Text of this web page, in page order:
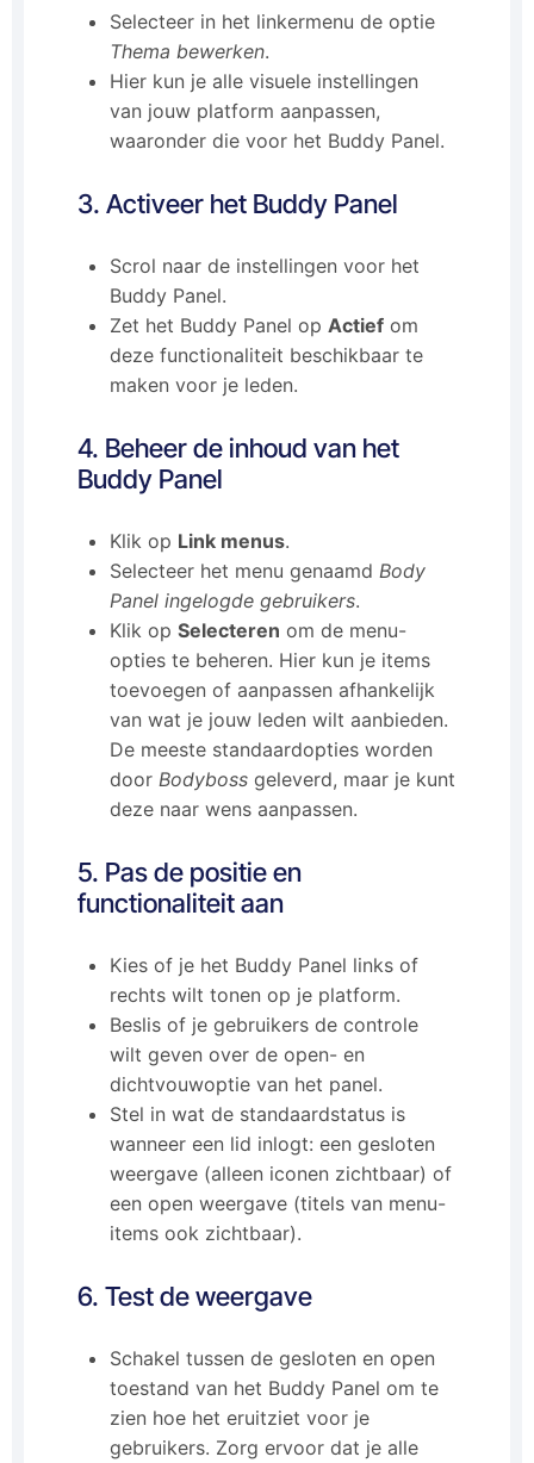
Selecteer in het linkermenu de optie
Thema bewerken.
Hier kun je alle visuele instellingen
van jouw platform aanpassen,
waaronder die voor het Buddy Panel.
3. Activeer het Buddy Panel
Scrol naar de instellingen voor het
Buddy Panel.
Zet het Buddy Panel op Actief om
deze functionaliteit beschikbaar te
maken voor je leden.
4. Beheer de inhoud van het
Buddy Panel
Klik op Link menus.
Selecteer het menu genaamd Body
Panel ingelogde gebruikers.
Klik op Selecteren om de menu-
opties te beheren. Hier kun je items
toevoegen of aanpassen afhankelijk
van wat je jouw leden wilt aanbieden.
De meeste standaardopties worden
door Bodyboss geleverd, maar je kunt
deze naar wens aanpassen.
5. Pas de positie en
functionaliteit aan
Kies of je het Buddy Panel links of
rechts wilt tonen op je platform.
Beslis of je gebruikers de controle
wilt geven over de open- en
dichtvouwoptie van het panel.
Stel in wat de standaardstatus is
wanneer een lid inlogt: een gesloten
weergave (alleen iconen zichtbaar) of
een open weergave (titels van menu-
items ook zichtbaar).
6. Test de weergave
Schakel tussen de gesloten en open
toestand van het Buddy Panel om te
zien hoe het eruitziet voor je
gebruikers. Zorg ervoor dat je alle